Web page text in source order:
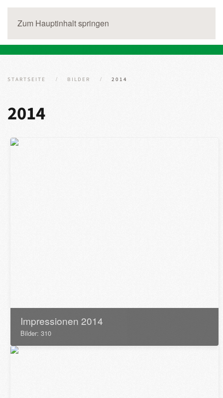
Zum Hauptinhalt springen
STARTSEITE BILDER 2014
2014
Impressionen 2014
Bilder: 310